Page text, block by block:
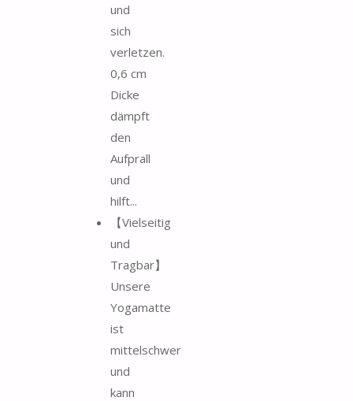
und
sich
verletzen.
0,6 cm
Dicke
dämpft
den
Aufprall
und
hilft...
【Vielseitig
und
Tragbar】
Unsere
Yogamatte
ist
mittelschwer
und
kann